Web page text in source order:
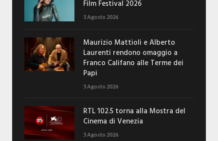
Film Festival 2026
5 Agosto 2026
Maurizio Mattioli e Alberto
Laurenti rendono omaggio a
Franco Califano alle Terme dei
Papi
5 Agosto 2026
RTL 102.5 torna alla Mostra del
Cinema di Venezia
5 Agosto 2026